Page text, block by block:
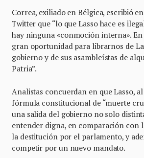
Correa, exiliado en Bélgica, escribió
Twitter que “lo que Lasso hace es
hay ninguna «conmoción interna». En
gran oportunidad para librarnos de
gobierno y de sus asambleístas de
Patria”.
Analistas concuerdan en que Lasso,
fórmula constitucional de “muerte
una salida del gobierno no solo
entender digna, en comparación con
la destitución por el parlamento, y
competir por un nuevo mandato.